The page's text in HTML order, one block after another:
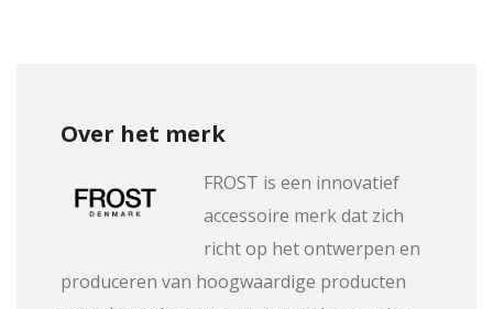
Over het merk
FROST is een innovatief
accessoire merk dat zich
richt op het ontwerpen en
produceren van hoogwaardige producten